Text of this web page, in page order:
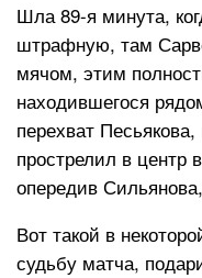
Шла 89-я минута,
штрафную, там
мячом, этим
находившегося
перехват
прострелил в центр
опередив
Вот такой в
судьбу матча,